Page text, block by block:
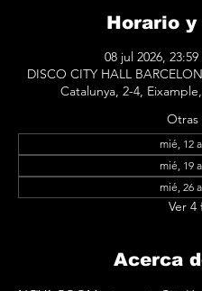
Horario
08 jul 2026,
DISCO CITY HALL
Catalunya, 2-4,
Otras
mié, 12
mié, 19
mié, 26
Ver 4
Acerca